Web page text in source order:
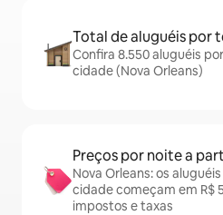
Total de aluguéis por
Confira 8.550 aluguéis
cidade (Nova Orleans)
Preços por noite a
Nova Orleans: os
cidade começam em R$
impostos e taxas